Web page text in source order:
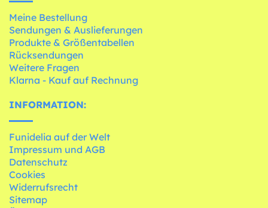
Meine Bestellung
Sendungen & Auslieferungen
Produkte & Größentabellen
Rücksendungen
Weitere Fragen
Klarna - Kauf auf Rechnung
INFORMATION:
Funidelia auf der Welt
Impressum und AGB
Datenschutz
Cookies
Widerrufsrecht
Sitemap